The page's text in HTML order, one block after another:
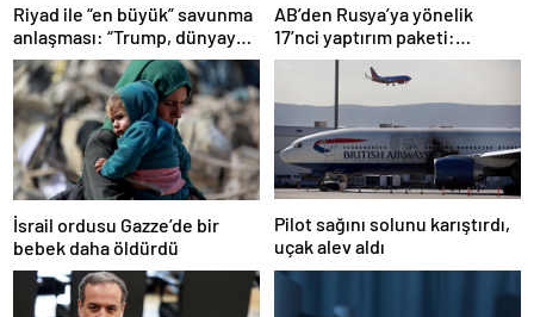
Riyad ile “en büyük” savunma
anlaşması: “Trump, dünyaya
bir mesaj gönderdi”
AB’den Rusya’ya yönelik
17’nci yaptırım paketi:
Uzlaşmaya varıldı
İsrail ordusu Gazze’de bir
bebek daha öldürdü
Pilot sağını solunu karıştırdı,
uçak alev aldı